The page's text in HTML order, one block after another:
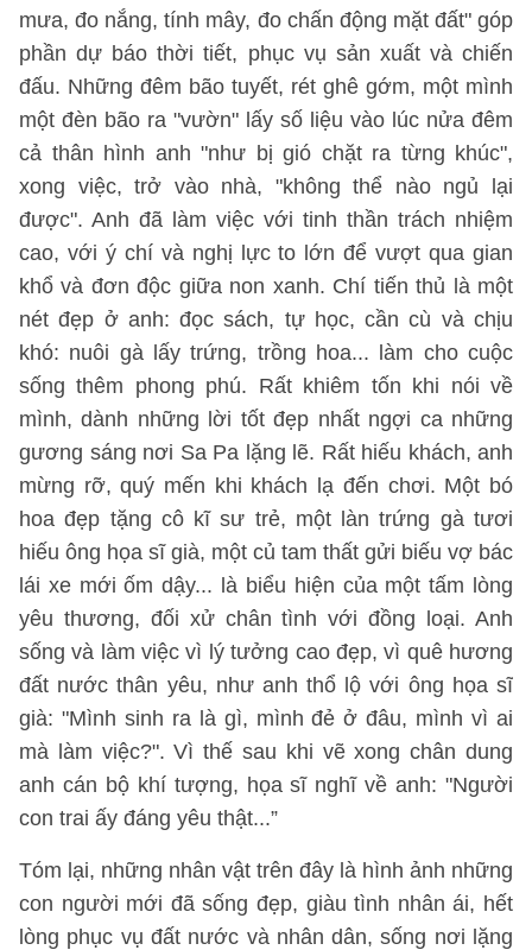
mưa, đo nắng, tính mây, đo chấn động mặt đất" góp
phần dự báo thời tiết, phục vụ sản xuất và chiến
đấu. Những đêm bão tuyết, rét ghê gớm, một mình
một đèn bão ra "vườn" lấy số liệu vào lúc nửa đêm
cả thân hình anh "như bị gió chặt ra từng khúc",
xong việc, trở vào nhà, "không thể nào ngủ lại
được". Anh đã làm việc với tinh thần trách nhiệm
cao, với ý chí và nghị lực to lớn để vượt qua gian
khổ và đơn độc giữa non xanh. Chí tiến thủ là một
nét đẹp ở anh: đọc sách, tự học, cần cù và chịu
khó: nuôi gà lấy trứng, trồng hoa... làm cho cuộc
sống thêm phong phú. Rất khiêm tốn khi nói về
mình, dành những lời tốt đẹp nhất ngợi ca những
gương sáng nơi Sa Pa lặng lẽ. Rất hiếu khách, anh
mừng rỡ, quý mến khi khách lạ đến chơi. Một bó
hoa đẹp tặng cô kĩ sư trẻ, một làn trứng gà tươi
hiếu ông họa sĩ già, một củ tam thất gửi biếu vợ bác
lái xe mới ốm dậy... là biểu hiện của một tấm lòng
yêu thương, đối xử chân tình với đồng loại. Anh
sống và làm việc vì lý tưởng cao đẹp, vì quê hương
đất nước thân yêu, như anh thổ lộ với ông họa sĩ
già: "Mình sinh ra là gì, mình đẻ ở đâu, mình vì ai
mà làm việc?". Vì thế sau khi vẽ xong chân dung
anh cán bộ khí tượng, họa sĩ nghĩ về anh: "Người
con trai ấy đáng yêu thật...”
Tóm lại, những nhân vật trên đây là hình ảnh những
con người mới đã sống đẹp, giàu tình nhân ái, hết
lòng phục vụ đất nước và nhân dân, sống nơi lặng